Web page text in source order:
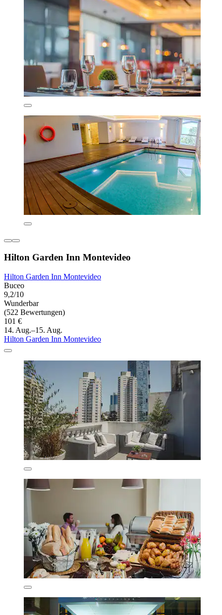
Hilton Garden Inn Montevideo
Hilton Garden Inn Montevideo
Buceo
9,2/10
Wunderbar
(522 Bewertungen)
101 €
14. Aug.–15. Aug.
Hilton Garden Inn Montevideo